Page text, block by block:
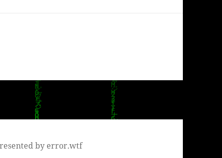
by error.wtf